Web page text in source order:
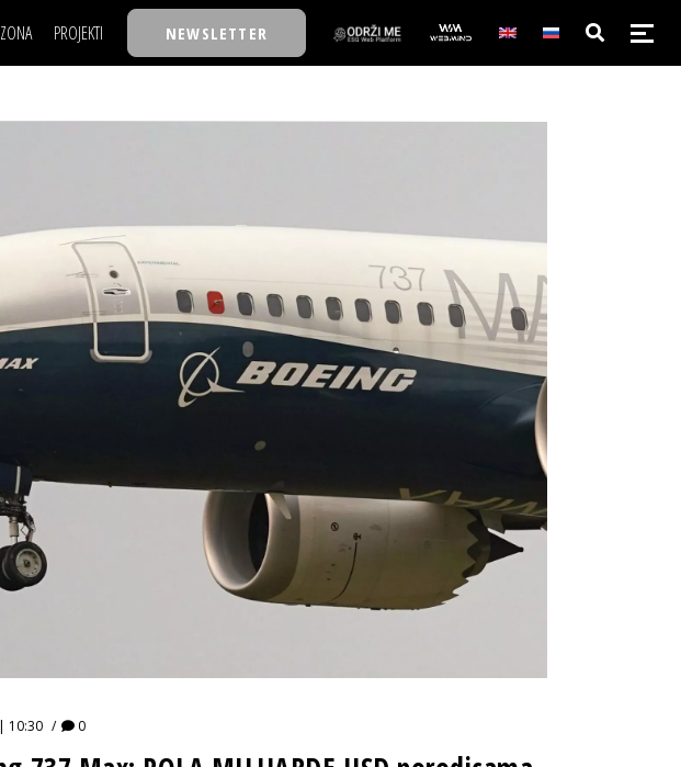
PROJEKTI
BACK TO OFFICE/SCHOOL
BIZBENDOVI
BIZKOLEGIJUM
BMW BIZNIS LIGA
NEWSLETTER
NAJKOLEGA
30 ISPOD 30
BIZKOLEGIJUM
BMW BIZNIS LIGA
BIZLIFE WEEK
IZJAVA GODINE
10:30 0